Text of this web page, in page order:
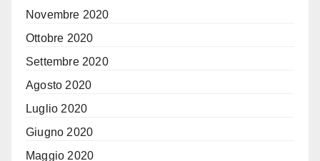
Novembre 2020
Ottobre 2020
Settembre 2020
Agosto 2020
Luglio 2020
Giugno 2020
Maggio 2020